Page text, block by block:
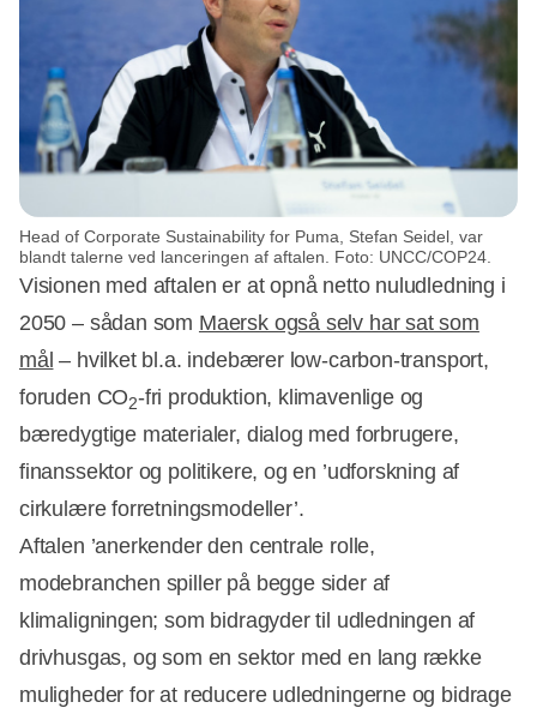
Head of Corporate Sustainability for Puma, Stefan Seidel, var
blandt talerne ved lanceringen af aftalen. Foto: UNCC/COP24.
Visionen med aftalen er at opnå netto nuludledning i
2050 – sådan som Maersk også selv har sat som
mål – hvilket bl.a. indebærer low-carbon-transport,
foruden CO2-fri produktion, klimavenlige og
bæredygtige materialer, dialog med forbrugere,
finanssektor og politikere, og en ’udforskning af
cirkulære forretningsmodeller’.
Aftalen ’anerkender den centrale rolle,
modebranchen spiller på begge sider af
klimaligningen; som bidragyder til udledningen af
drivhusgas, og som en sektor med en lang række
muligheder for at reducere udledningerne og bidrage